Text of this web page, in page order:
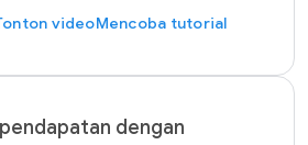
videoMencoba tutorial
dengan